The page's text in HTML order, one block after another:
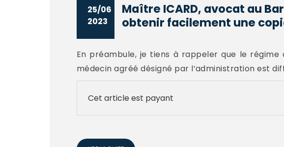
25/06
2023
Maître ICARD, avocat au
obtenir facilement une
En préambule, je tiens à rappeler que le
médecin agréé désigné par l’administration est
Cet article est payant